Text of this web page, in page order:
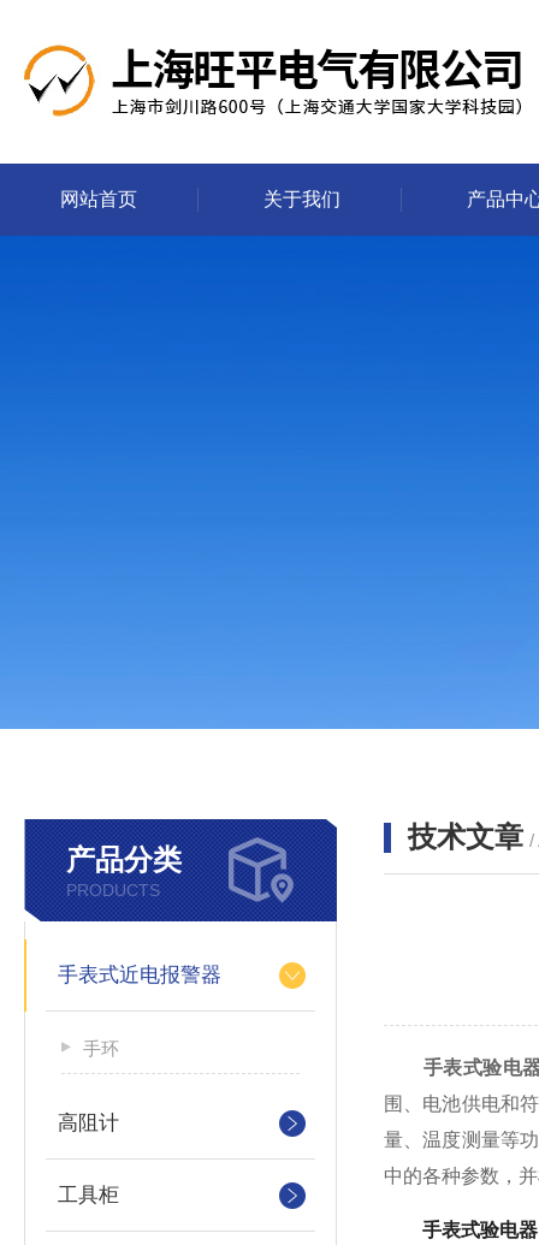
网站首页 关于我们 产品中
产品分类
PRODUCTS
手表式近电报警器
手环
高阻计
工具柜
技术文章 /
手表式验电
围、电池供电和
量、温度测量等
中的各种参数，
手表式验电器